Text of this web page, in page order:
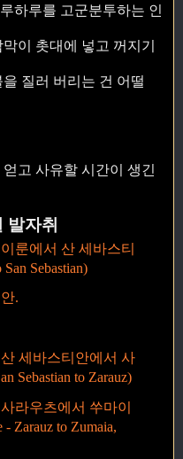
하루를 고군분투하는 인
이 촛대에 넣고 꺼지기
질러 버리는 건 어떨
고 사유할 시간이 생긴
발자취
룬에서 산 세바스티
Sebastian)
.
세바스티안에서 사
Sebastian to Zarauz)
라우츠에서 쑤마이
Zarauz to Zumaia,